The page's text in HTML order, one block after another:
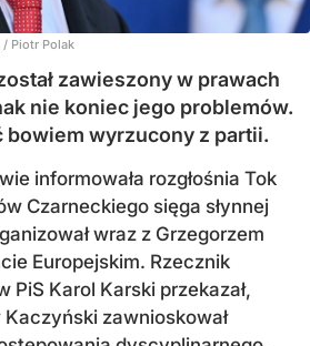
/ Piotr Polak
zawieszony w prawach
nie koniec jego problemów.
bowiem wyrzucony z partii.
informowała rozgłośnia Tok
Czarneckiego sięga słynnej
wraz z Grzegorzem
Europejskim. Rzecznik
Karol Karski przekazał,
zawnioskował